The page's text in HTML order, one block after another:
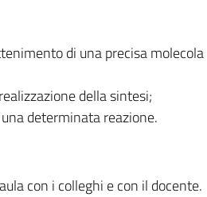
di una precisa molecola
della sintesi;
determinata reazione.
con i colleghi e con il docente.